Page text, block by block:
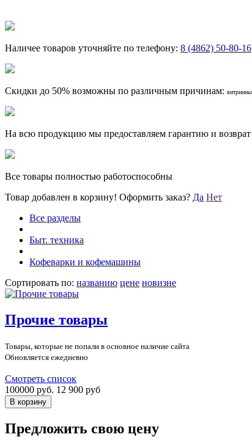
Наличее товаров уточняйте по телефону: 8 (4862) 50-80-16
Скидки до 50% возможны по различным причинам:
На всю продукцию мы предоставляем гарантию и
Все товары полностью работоспособны
Товар добавлен в корзину! Оформить заказ? Да Нет
Все разделы
Быт. техника
Кофеварки и кофемашины
Сортировать по: названию цене новизне
Прочие товары
Товары, которые не попали в основное наличие сайта
Обновляется ежедневно
Смотреть список
100000 руб. 12 900 руб
Предложить свою цену